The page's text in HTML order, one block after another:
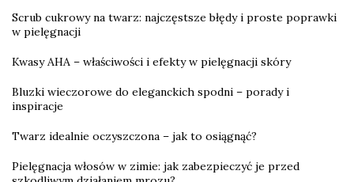
Scrub cukrowy na twarz: najczęstsze błędy i proste poprawki
w pielęgnacji
Kwasy AHA – właściwości i efekty w pielęgnacji skóry
Bluzki wieczorowe do eleganckich spodni – porady i
inspiracje
Twarz idealnie oczyszczona – jak to osiągnąć?
Pielęgnacja włosów w zimie: jak zabezpieczyć je przed